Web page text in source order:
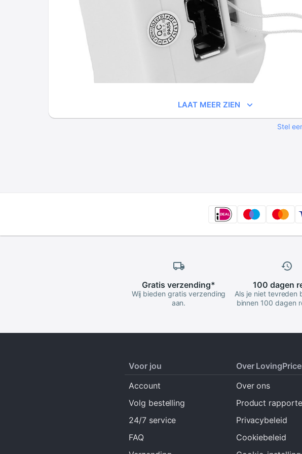
LAAT MEER ZIEN
Stel
Gratis verzending*
Wij bieden gratis verzending
aan.
100 dagen
Als je niet tevreden
binnen 100 dagen
Voor jou
Account
Volg bestelling
24/7 service
FAQ
Over
Over ons
Product
Privacybeleid
Cookiebeleid